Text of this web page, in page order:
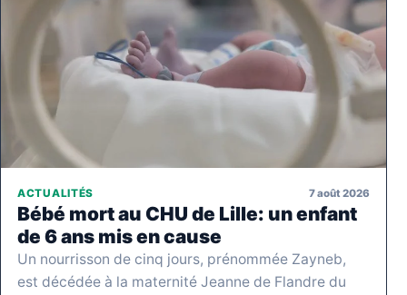
ACTUALITÉS 7 août 2026
Bébé mort au CHU de Lille: un enfant
de 6 ans mis en cause
Un nourrisson de cinq jours, prénommée Zayneb,
est décédée à la maternité Jeanne de Flandre du